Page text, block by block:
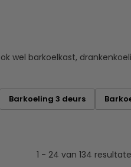
wel barkoelkast,
Barkoeling 3 deurs
1 - 24 van134